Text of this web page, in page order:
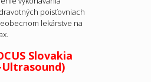
poisťovniach
lekárstve na
Slovakia
Ultrasound)